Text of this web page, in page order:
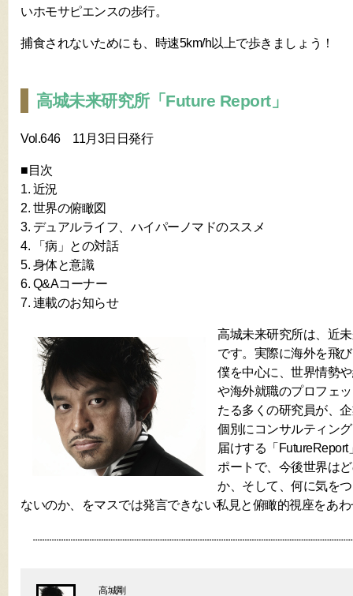
いホモサピエンスの歩行。
捕食されないためにも、時速5km/h以上で歩きましょう！
高城未来研究所「Future Report」
Vol.646 11月3日日発行
■目次
1. 近況
2. 世界の俯瞰図
3. デュアルライフ、ハイパーノマドのススメ
4. 「病」との対話
5. 身体と意識
6. Q&Aコーナー
7. 連載のお知らせ
高城未来研究所は、近
です。実際に海外を飛
僕を中心に、世界情勢
や海外就職のプロフェ
たる多くの研究員が、
個別にコンサルティン
届けする「
ポートで、今後世界は
か、そして、何に気を
ないのか、をマスでは発言できない私見と俯瞰的視座をあ
高城剛